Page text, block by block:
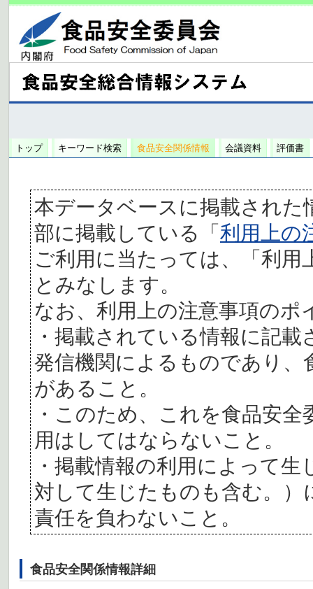
トップ キーワード検索 食品安全関係情報 会議資料 評価書
本データベースに掲載された
部に掲載している「利用上の
ご利用に当たっては、「利
とみなします。
なお、利用上の注意事項の
・掲載されている情報に記
発信機関によるものであり、
があること。
・このため、これを食品安
用はしてはならないこと。
・掲載情報の利用によって
対して生じたものも含む。
責任を負わないこと。
食品安全関係情報詳細